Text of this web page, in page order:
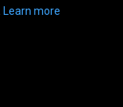
Learn more